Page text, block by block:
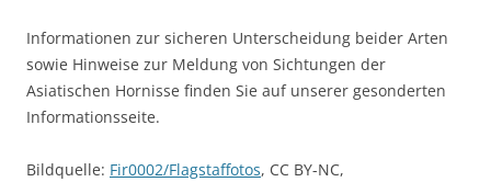
Informationen zur sicheren Unterscheidung beider Arten
sowie Hinweise zur Meldung von Sichtungen der
Asiatischen Hornisse finden Sie auf unserer gesonderten
Informationsseite.
Bildquelle: Fir0002/Flagstaffotos, CC BY-NC,